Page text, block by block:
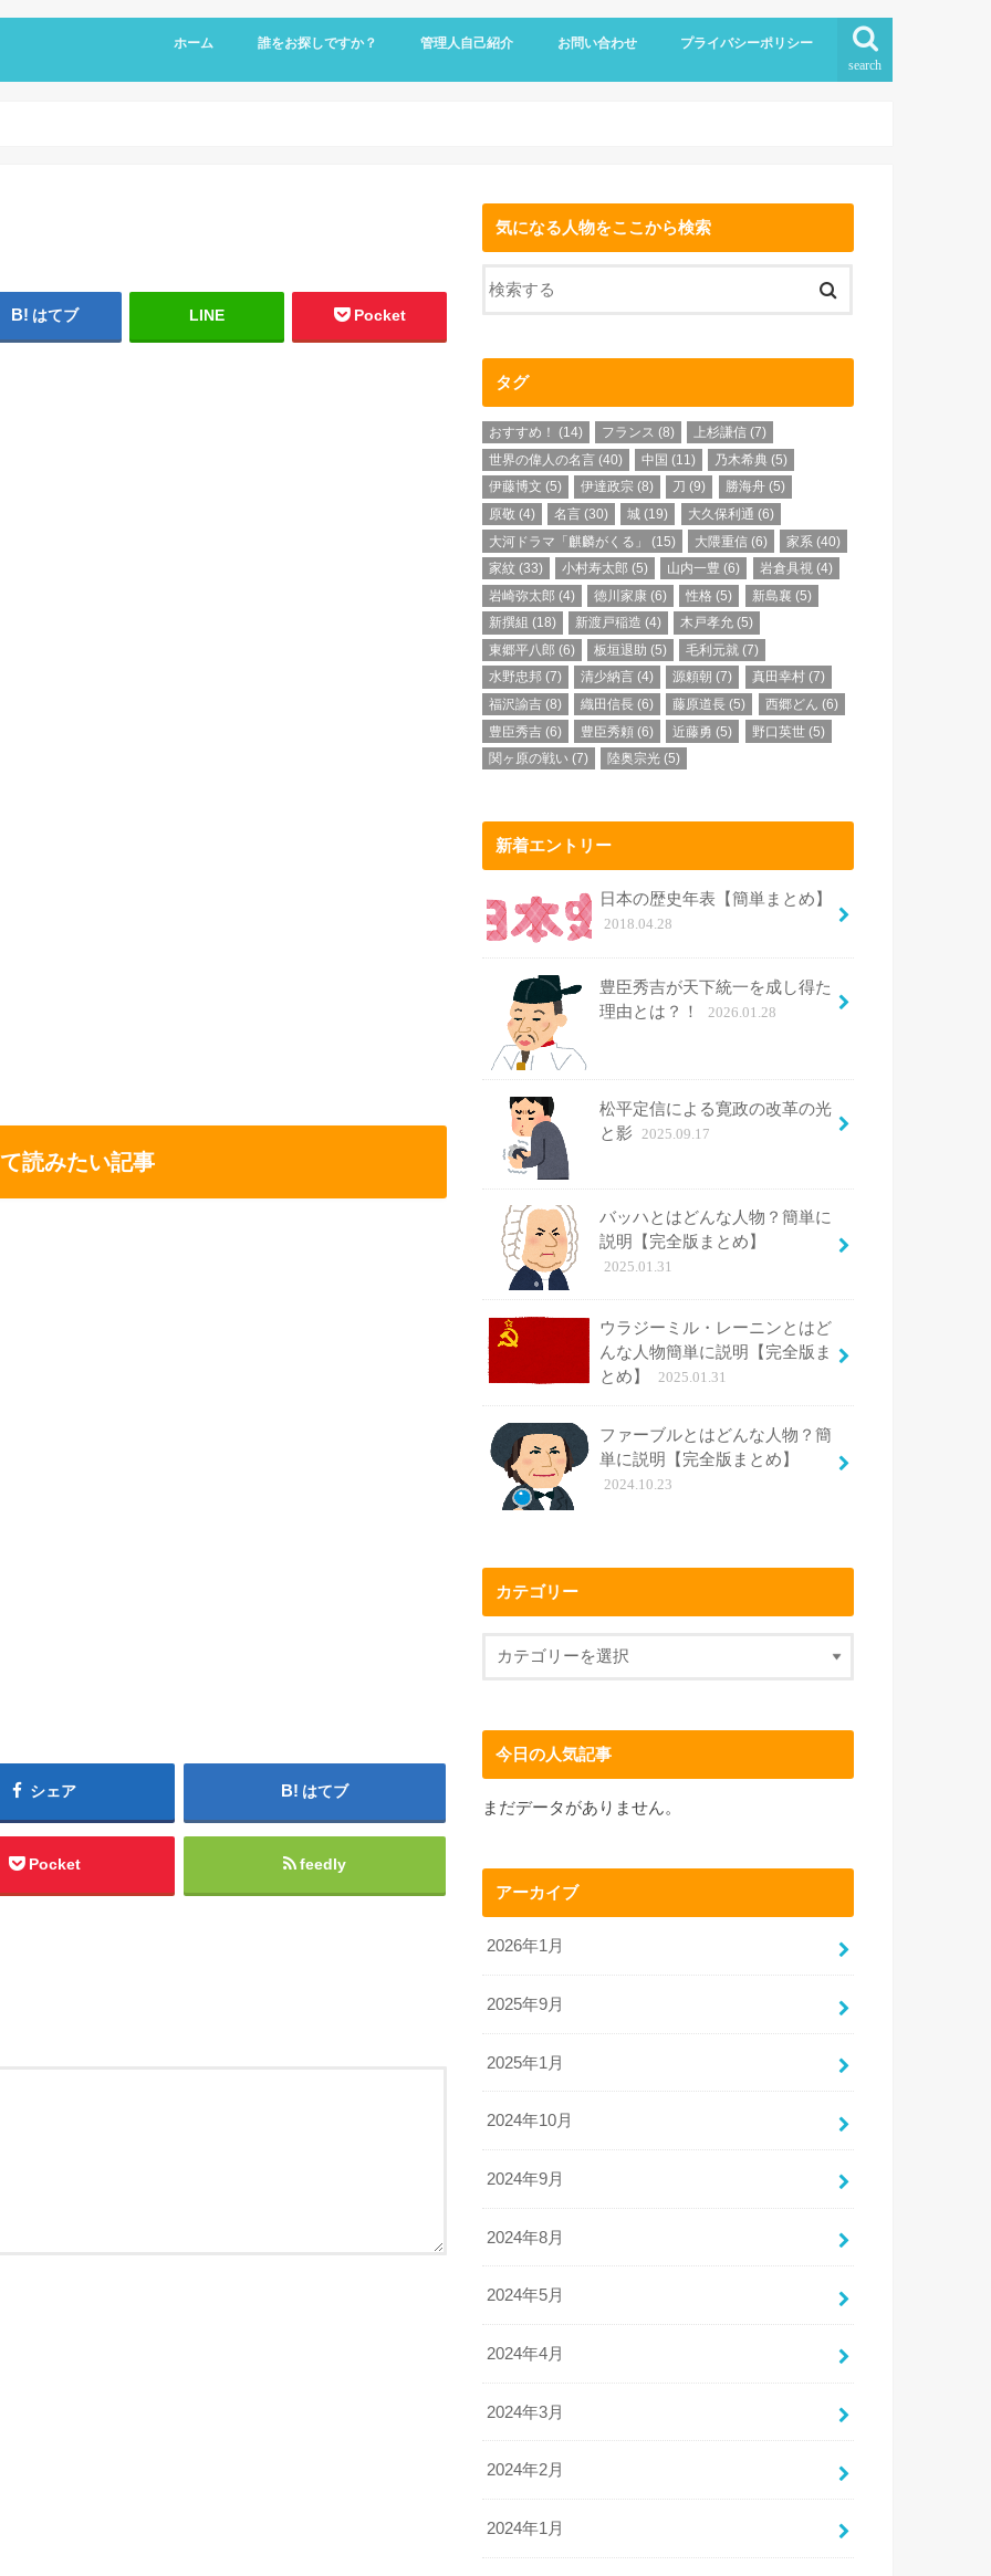
search
ホーム 誰をお探しですか？ 管理人自己紹介 お問い合わせ プライバシーポリシー
はてブ LINE Pocket
読みたい記事
シェア はてブ
Pocket feedly
気になる人物をここから検索
タグ
おすすめ！ (14) フランス (8) 上杉謙信 (7)
世界の偉人の名言 (40) 中国 (11) 乃木希典 (5)
伊藤博文 (5) 伊達政宗 (8) 刀 (9) 勝海舟(5)
原敬 (4) 名言 (30) 城 (19) 大久保利通 (6)
大河ドラマ「麒麟がくる」
(15) 大隈重信 (6) 家系 (40)
家紋 (33) 小村寿太郎 (5) 山内一豊 (6) 岩倉具視(4)
岩崎弥太郎 (4) 徳川家康 (6) 性格 (5) 新島襄 (5)
新撰組 (18) 新渡戸稲造 (4) 木戸孝允 (5)
東郷平八郎 (6) 板垣退助 (5) 毛利元就 (7)
水野忠邦 (7) 清少納言 (4) 源頼朝 (7) 真田幸村(7)
福沢諭吉 (8) 織田信長 (6) 藤原道長 (5) 西郷どん (6)
豊臣秀吉 (6) 豊臣秀頼 (6) 近藤勇 (5) 野口英世(5)
関ヶ原の戦い (7) 陸奥宗光 (5)
新着エントリー
日本の歴史年表【簡単まとめ】
2018.04.28
豊臣秀吉が天下統一を成し得た
理由とは？！
2026.01.28
松平定信による寛政の改革の光
と影
2025.09.17
バッハとはどんな人物？簡単に
説明【完全版まとめ】
2025.01.31
ウラジーミル・レーニンとはど
んな人物簡単に説明【完全版ま
とめ】
2025.01.31
ファーブルとはどんな人物？簡
単に説明【完全版まとめ】
2024.10.23
カテゴリー
今日の人気記事
まだデータがありません。
アーカイブ
2026年1月
2025年9月
2025年1月
2024年10月
2024年9月
2024年8月
2024年5月
2024年4月
2024年3月
2024年2月
2024年1月